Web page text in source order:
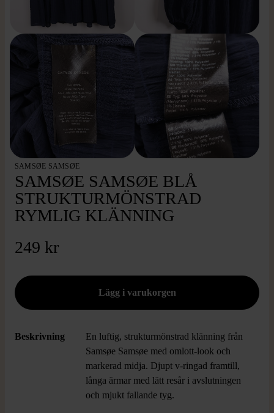
SAMSØE SAMSØE
SAMSØE SAMSØE BLÅ
STRUKTURMÖNSTRAD
RYMLIG KLÄNNING
249 kr
Beskrivning
En luftig, strukturmönstrad klänning från
Samsøe Samsøe med omlott-look och
markerad midja. Djupt v-ringad framtill,
långa ärmar med lätt resår i avslutningen
och mjukt fallande tyg.